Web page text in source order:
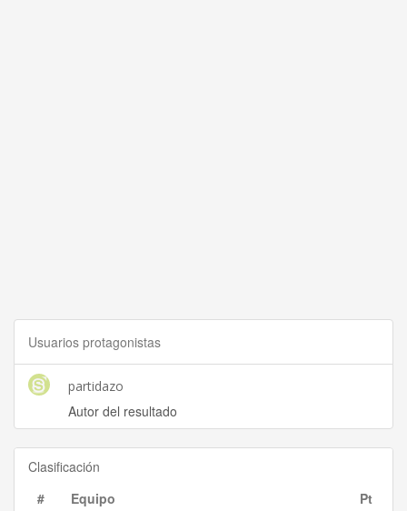
Usuarios protagonistas
partidazo
Autor del resultado
Clasificación
#
Equipo
Pt